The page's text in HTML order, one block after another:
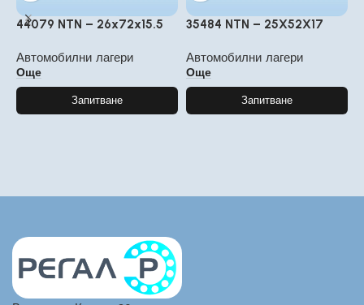
44079 NTN – 26x72x15.5
Автомобилни лагери
Още
Запитване
35484 NTN – 25X52X17
Автомобилни лагери
Още
Запитване